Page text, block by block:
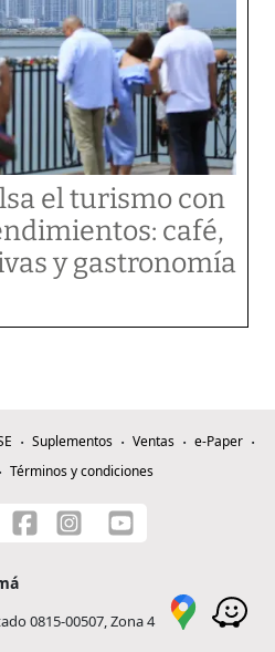
el turismo con
café,
y gastronomía
Suplementos Ventas
e-Paper
Términos y condiciones
0815-00507, Zona 4